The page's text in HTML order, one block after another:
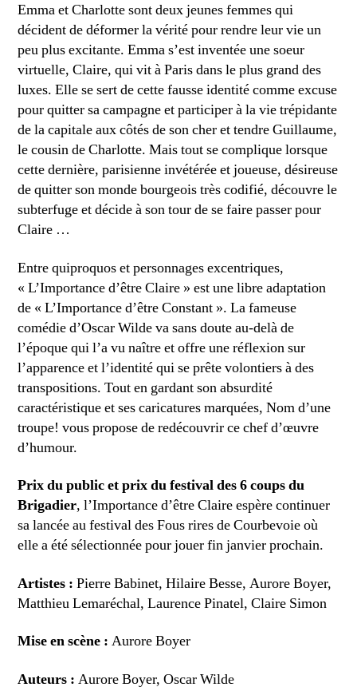
Emma et Charlotte sont deux jeunes femmes qui
décident de déformer la vérité pour rendre leur vie un
peu plus excitante. Emma s’est inventée une soeur
virtuelle, Claire, qui vit à Paris dans le plus grand des
luxes. Elle se sert de cette fausse identité comme excuse
pour quitter sa campagne et participer à la vie trépidante
de la capitale aux côtés de son cher et tendre Guillaume,
le cousin de Charlotte. Mais tout se complique lorsque
cette dernière, parisienne invétérée et joueuse, désireuse
de quitter son monde bourgeois très codifié, découvre le
subterfuge et décide à son tour de se faire passer pour
Claire …
Entre quiproquos et personnages excentriques,
« L’Importance d’être Claire » est une libre adaptation
de « L’Importance d’être Constant ». La fameuse
comédie d’Oscar Wilde va sans doute au-delà de
l’époque qui l’a vu naître et offre une réflexion sur
l’apparence et l’identité qui se prête volontiers à des
transpositions. Tout en gardant son absurdité
caractéristique et ses caricatures marquées, Nom d’une
troupe! vous propose de redécouvrir ce chef d’œuvre
d’humour.
Prix du public et prix du festival des 6 coups du
Brigadier, l’Importance d’être Claire espère continuer
sa lancée au festival des Fous rires de Courbevoie où
elle a été sélectionnée pour jouer fin janvier prochain.
Artistes : Pierre Babinet, Hilaire Besse, Aurore Boyer,
Matthieu Lemaréchal, Laurence Pinatel, Claire Simon
Mise en scène : Aurore Boyer
Auteurs : Aurore Boyer, Oscar Wilde